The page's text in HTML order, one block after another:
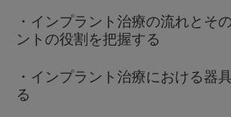
・インプラント治療の流れとそ
ントの役割を把握する
・インプラント治療における器
る